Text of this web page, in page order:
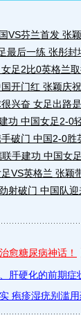
VS芬兰首发 张
最后一练 张彤封
足2比0英格兰
开门红 张颖庆
兴奋 女足出路
功 中国女足2-0
破门 中国2-0胜
手建功 中国女
VS英格兰 张颖
射破门 中国队